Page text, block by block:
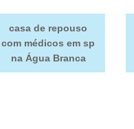
casa de repouso
com médicos em sp
na Água Branca